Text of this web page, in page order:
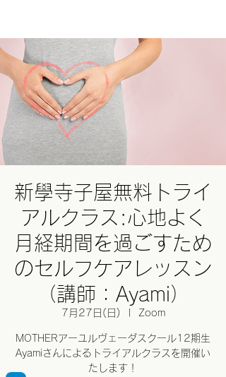
新學寺子屋無料トライ
アルクラス:心地よく
月経期間を過ごすため
のセルフケアレッスン
（講師：Ayami）
7月27日(日) Zoom
MOTHERアーユルヴェーダスクール12期生
Ayamiさんによるトライアルクラスを開催い
たします！